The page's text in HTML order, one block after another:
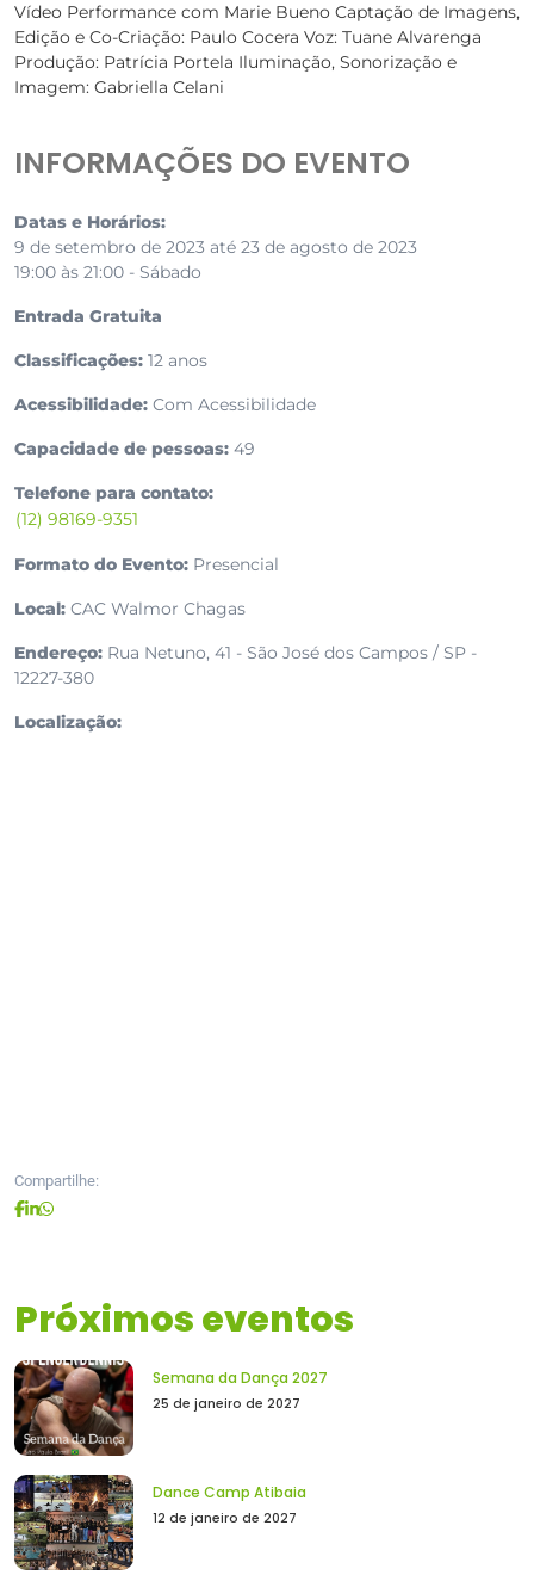
Vídeo Performance com Marie Bueno Captação de Imagens,
Edição e Co-Criação: Paulo Cocera Voz: Tuane Alvarenga
Produção: Patrícia Portela Iluminação, Sonorização e
Imagem: Gabriella Celani
INFORMAÇÕES DO EVENTO
Datas e Horários:
9 de setembro de 2023 até 23 de agosto de 2023
19:00 às 21:00 - Sábado
Entrada Gratuita
Classificações: 12 anos
Acessibilidade: Com Acessibilidade
Capacidade de pessoas: 49
Telefone para contato:
(12) 98169-9351
Formato do Evento: Presencial
Local: CAC Walmor Chagas
Endereço: Rua Netuno, 41 - São José dos Campos / SP -
12227-380
Localização:
Compartilhe:
Próximos eventos
Semana da Dança 2027
25 de janeiro de 2027
Dance Camp Atibaia
12 de janeiro de 2027